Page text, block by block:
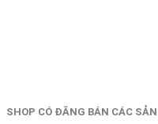
SHOP CÓ ĐĂNG BÁN CÁC